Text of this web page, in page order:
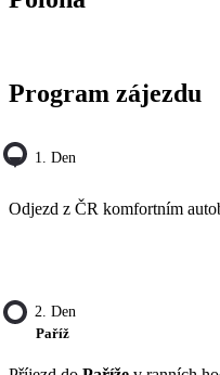
Program zájezdu
1. Den
Odjezd z ČR komfortním
2. Den
Paříž